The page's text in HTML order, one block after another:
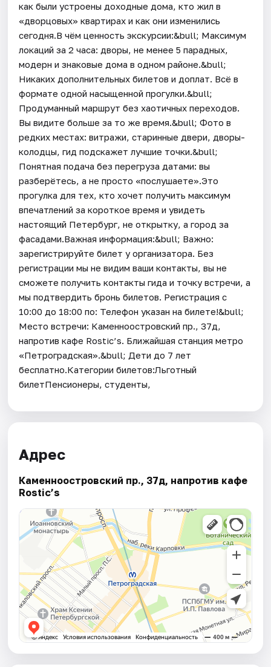
как были устроены доходные дома, кто жил в
«дворцовых» квартирах и как они изменились
сегодня.В чём ценность экскурсии:&bull; Максимум
локаций за 2 часа: дворы, не менее 5 парадных,
модерн и знаковые дома в одном районе.&bull;
Никаких дополнительных билетов и доплат. Всё в
формате одной насыщенной прогулки.&bull;
Продуманный маршрут без хаотичных переходов.
Вы видите больше за то же время.&bull; Фото в
редких местах: витражи, старинные двери, дворы-
колодцы, гид подскажет лучшие точки.&bull;
Понятная подача без перегруза датами: вы
разберётесь, а не просто «послушаете».Это
прогулка для тех, кто хочет получить максимум
впечатлений за короткое время и увидеть
настоящий Петербург, не открытку, а город за
фасадами.Важная информация:&bull; Важно:
зарегистрируйте билет у организатора. Без
регистрации мы не видим ваши контакты, вы не
сможете получить контакты гида и точку встречи, а
мы подтвердить бронь билетов. Регистрация с
10:00 до 18:00 по: Телефон указан на билете!&bull;
Место встречи: Каменноостровский пр., 37д,
напротив кафе Rostic’s. Ближайшая станция метро
«Петроградская».&bull; Дети до 7 лет
бесплатно.Категории билетов:Льготный
билетПенсионеры, студенты,
Адрес
Каменноостровский пр., 37д, напротив кафе
Rostic’s